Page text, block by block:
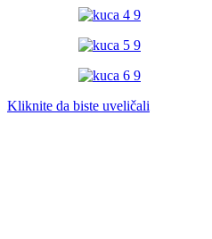
Kliknite da biste uveličali